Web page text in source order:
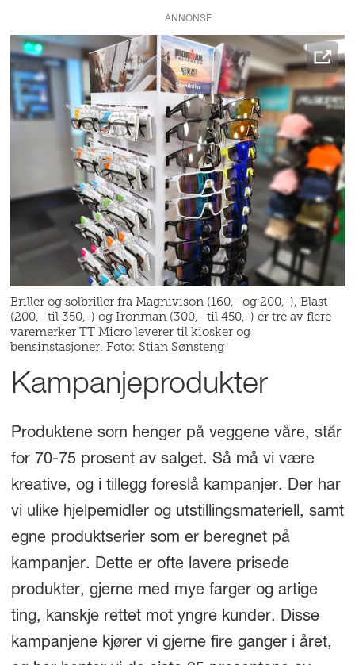
ANNONSE
Briller og solbriller fra Magnivison (160,- og 200,-), Blast
(200,- til 350,-) og Ironman (300,- til 450,-) er tre av flere
varemerker TT Micro leverer til kiosker og
bensinstasjoner. Foto: Stian Sønsteng
Kampanjeprodukter
Produktene som henger på veggene våre, står
for 70-75 prosent av salget. Så må vi være
kreative, og i tillegg foreslå kampanjer. Der har
vi ulike hjelpemidler og utstillingsmateriell, samt
egne produktserier som er beregnet på
kampanjer. Dette er ofte lavere prisede
produkter, gjerne med mye farger og artige
ting, kanskje rettet mot yngre kunder. Disse
kampanjene kjører vi gjerne fire ganger i året,